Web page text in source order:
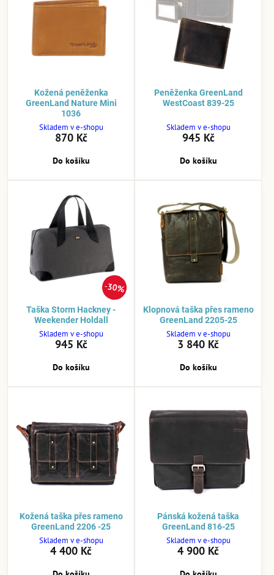
Kožená peněženka
GreenLand Nature Mini
1036
Skladem v e-shopu
870 Kč
Do košíku
Peněženka GreenLand
WestCoast 839-25
Skladem v e-shopu
945 Kč
Do košíku
30%
Taška Storm Hackney -
Weekender Holdall
Skladem v e-shopu
945 Kč
Do košíku
Klopnová taška přes rameno
GreenLand 2205-25
Skladem v e-shopu
3 840 Kč
Do košíku
Kožená taška přes rameno
GreenLand 2206 -25
Skladem v e-shopu
4 400 Kč
Pánská kožená taška
GreenLand 816-25
Skladem v e-shopu
4 900 Kč